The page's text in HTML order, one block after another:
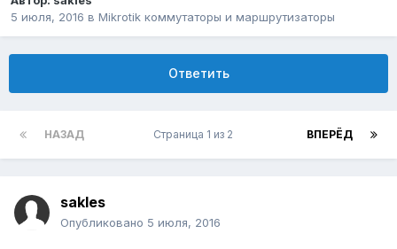
5 июля, 2016 в Mikrotik коммутаторы и маршрутизаторы
Ответить
НАЗАД ВПЕРЁД
Страница 1 из 2
sakles
Опубликовано 5 июля, 2016